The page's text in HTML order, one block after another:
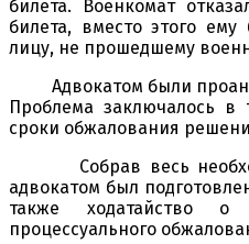
билета. Военкомат
билета, вместо этого
лицу, не прошедшему
Адвокатом были
Проблема заключалось
сроки обжалования
Собрав весь
адвокатом был
также ходатайство о
процессуального